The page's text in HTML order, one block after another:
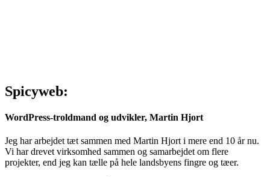
Spicyweb:
WordPress-troldmand og udvikler, Martin Hjort
Jeg har arbejdet tæt sammen med Martin Hjort i mere end 10 år nu.
Vi har drevet virksomhed sammen og samarbejdet om flere
projekter, end jeg kan tælle på hele landsbyens fingre og tæer.